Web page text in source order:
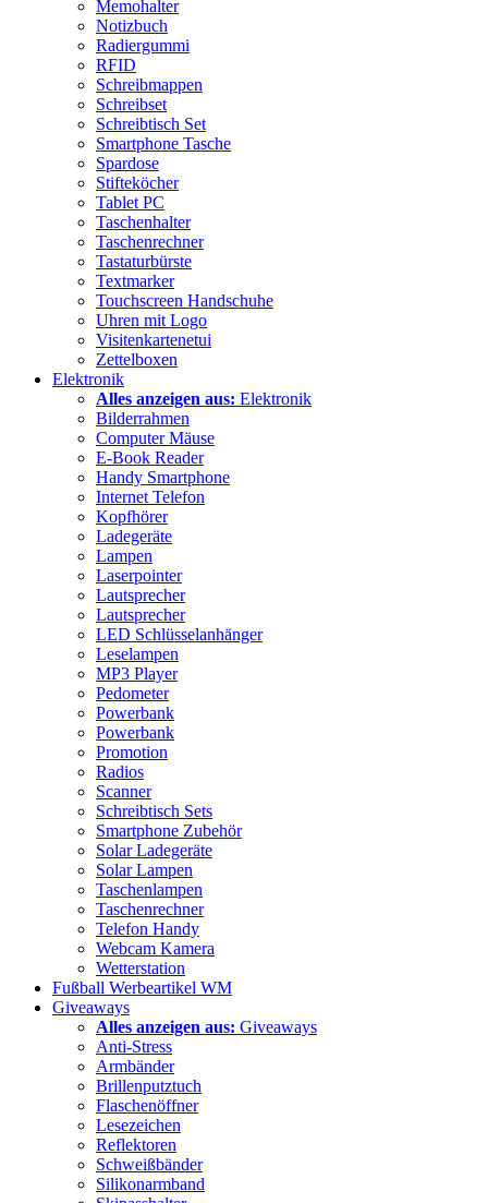
Memohalter
Notizbuch
Radiergummi
RFID
Schreibmappen
Schreibset
Schreibtisch Set
Smartphone Tasche
Spardose
Stifteköcher
Tablet PC
Taschenhalter
Taschenrechner
Tastaturbürste
Textmarker
Touchscreen Handschuhe
Uhren mit Logo
Visitenkartenetui
Zettelboxen
Elektronik
Alles anzeigen aus: Elektronik
Bilderrahmen
Computer Mäuse
E-Book Reader
Handy Smartphone
Internet Telefon
Kopfhörer
Ladegeräte
Lampen
Laserpointer
Lautsprecher
Lautsprecher
LED Schlüsselanhänger
Leselampen
MP3 Player
Pedometer
Powerbank
Powerbank
Promotion
Radios
Scanner
Schreibtisch Sets
Smartphone Zubehör
Solar Ladegeräte
Solar Lampen
Taschenlampen
Taschenrechner
Telefon Handy
Webcam Kamera
Wetterstation
Fußball Werbeartikel WM
Giveaways
Alles anzeigen aus: Giveaways
Anti-Stress
Armbänder
Brillenputztuch
Flaschenöffner
Lesezeichen
Reflektoren
Schweißbänder
Silikonarmband